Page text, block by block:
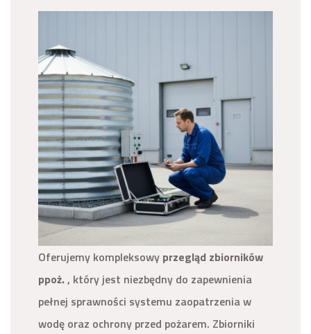
Oferujemy kompleksowy przegląd zbiorników
ppoż. , który jest niezbędny do zapewnienia
pełnej sprawności systemu zaopatrzenia w
wodę oraz ochrony przed pożarem. Zbiorniki